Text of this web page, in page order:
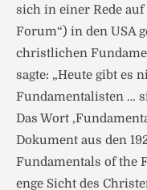
sich in einer Rede
Forum“) in den USA
christlichen
sagte: „Heute gibt es
Fundamentalisten …
Das Wort
Dokument aus den
Fundamentals of the
enge Sicht des